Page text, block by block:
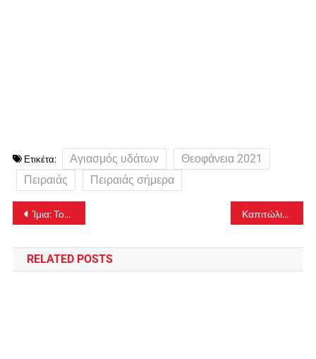
Ετικέτα: Αγιασμός υδάτων
Θεοφάνεια 2021
Πειραιάς
Πειραιάς σήμερα
άρθρων
Ίμια: Τουρκική ακταιωρός εμβόλισε ταχύπλοο σκάφος του Λιμενικού-photo Καπιτώλιο: Η στιγμή του θανάσιμου τραυματισμού της γυναίκας-video
RELATED POSTS